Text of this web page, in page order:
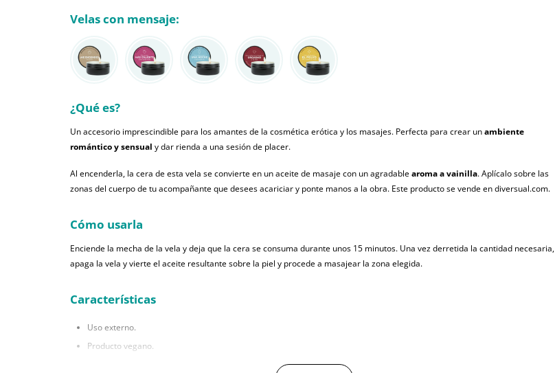
Velas con mensaje:
¿Qué es?
Un accesorio imprescindible para los amantes de la cosmética erótica y los masajes. Perfecta para crear unambiente
romántico y sensual y dar rienda a una sesión de placer.
Al encenderla, la cera de esta vela se convierte en un aceite de masaje con un agradablearoma a vainilla. Aplícalo sobre las
zonas del cuerpo de tu acompañante que desees acariciar y ponte manos a la obra. Este producto se vende en diversual.com.
Cómo usarla
Enciende la mecha de la vela y deja que la cera se consuma durante unos 15 minutos. Una vez derretida la cantidad necesaria,
apaga la vela y vierte el aceite resultante sobre la piel y procede a masajear la zona elegida.
Características
Uso externo.
Producto vegano.